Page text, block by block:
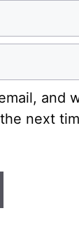
and
next